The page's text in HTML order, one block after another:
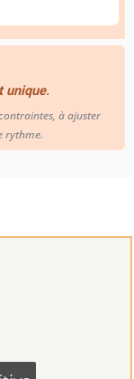
unique.
à ajuster
rythme.